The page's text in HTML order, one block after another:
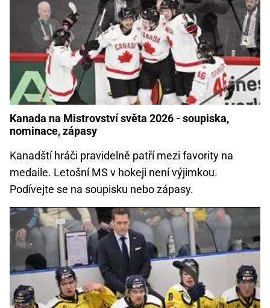
Kanada na Mistrovství světa 2026 - soupiska,
nominace, zápasy
Kanadští hráči pravidelně patří mezi favority na
medaile. Letošní MS v hokeji není výjimkou.
Podívejte se na soupisku nebo zápasy.